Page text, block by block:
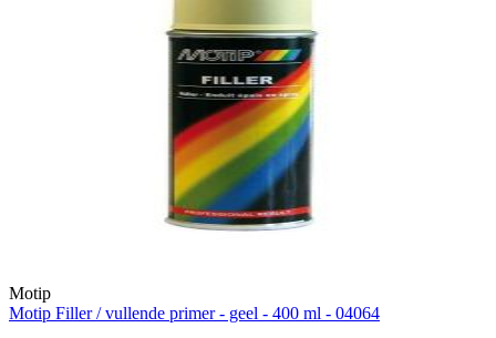
Motip
Motip Filler / vullende primer - geel - 400 ml - 04064